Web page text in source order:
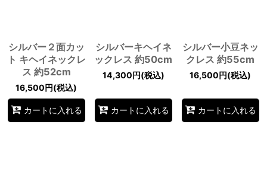
シルバー２面カッ
ト キヘイネックレ
ス 約52cm
16,500円(税込)
カートに入れる
シルバーキヘイネ
ックレス 約50cm
14,300円(税込)
カートに入れる
シルバー小豆ネッ
クレス 約55cm
16,500円(税込)
カートに入れる